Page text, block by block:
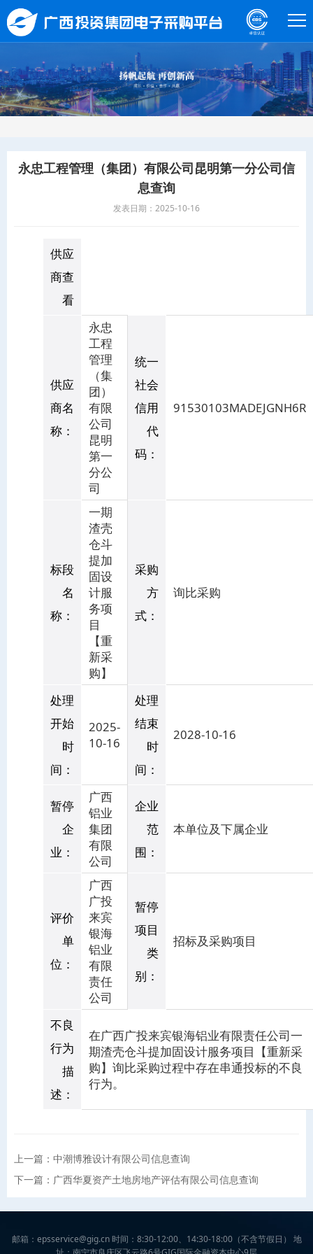
永忠工程管理（集团）有限公司昆明第一分公司信
息查询
发表日期：2025-10-16
供应
商查
看
供应
商名
称：
永忠
工程
管理
（集
团）
有限
公司
昆明
第一
分公
司
统一
社会
信用
代
码：
91530103MADEJGNH6R
标段
名
称：
一期
渣壳
仓斗
提加
固设
计服
务项
目
【重
新采
购】
采购
方
式：
询比采购
处理
开始
时
间：
2025-
10-16
处理
结束
时
间：
2028-10-16
暂停
企
业：
广西
铝业
集团
有限
公司
企业
范
围：
本单位及下属企业
评价
单
位：
广西
广投
来宾
银海
铝业
有限
责任
公司
暂停
项目
类
别：
招标及采购项目
不良
行为
描
述：
在广西广投来宾银海铝业有限责任公司一
期渣壳仓斗提加固设计服务项目【重新采
购】询比采购过程中存在串通投标的不良
行为。
上一篇：中潮博雅设计有限公司信息查询
下一篇：广西华夏资产土地房地产评估有限公司信息查询
邮箱：epsservice@gig.cn 时间：8:30-12:00、14:30-18:00（不含节假日） 地